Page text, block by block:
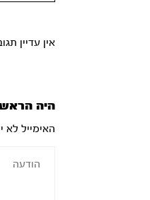
אין עדיין
היה הראשון
האימייל לא